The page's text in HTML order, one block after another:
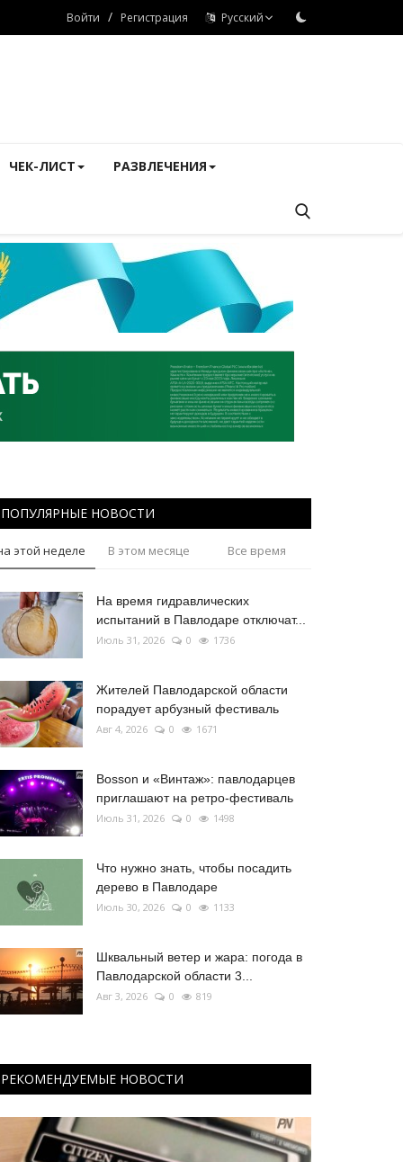
Войти / Регистрация Русский
ЧЕК-ЛИСТ РАЗВЛЕЧЕНИЯ
ПОПУЛЯРНЫЕ НОВОСТИ
этой неделе В этом месяце Все время
На время гидравлических
испытаний в Павлодаре отключат...
Июль 31, 2026 0 1736
Жителей Павлодарской области
порадует арбузный фестиваль
Авг 4, 2026 0 1671
Bosson и «Винтаж»: павлодарцев
приглашают на ретро-фестиваль
Июль 31, 2026 0 1498
Что нужно знать, чтобы посадить
дерево в Павлодаре
Июль 30, 2026 0 1133
Шквальный ветер и жара: погода в
Павлодарской области 3...
Авг 3, 2026 0 819
РЕКОМЕНДУЕМЫЕ НОВОСТИ